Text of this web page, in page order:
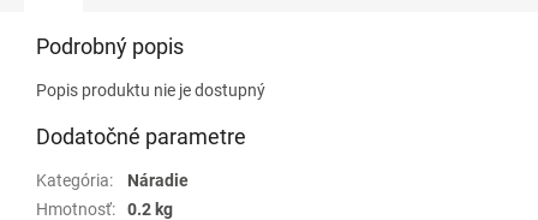
Podrobný popis
Popis produktu nie je dostupný
Dodatočné parametre
Kategória:
Náradie
Hmotnosť:
0.2 kg